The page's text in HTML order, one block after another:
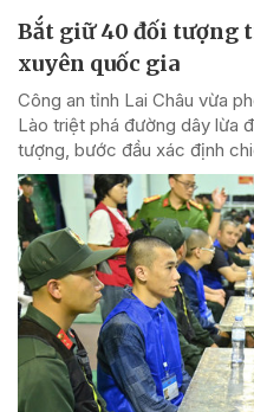
Bắt giữ 40 đối tượng
xuyên quốc gia
Công an tỉnh Lai Châu vừa
Lào triệt phá đường dây lừa
tượng, bước đầu xác định